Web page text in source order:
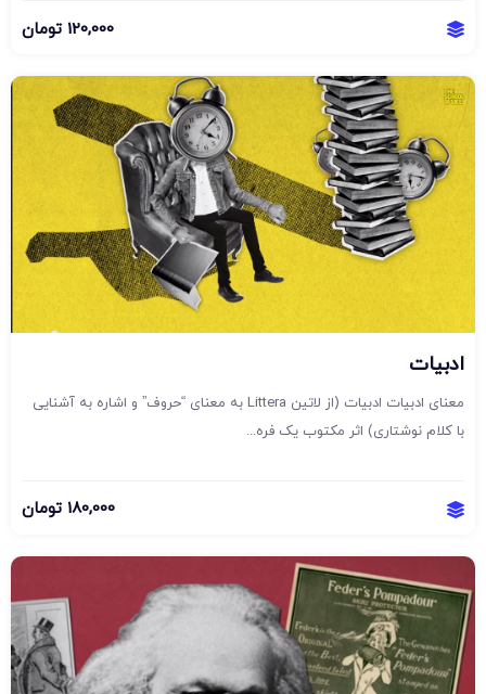
120,000 تومان
ادبیات
معنای ادبیات ادبیات (از لاتین Littera به معنای “حروف” و اشاره به آشنایی
با کلام نوشتاری) اثر مکتوب یک فره...
180,000 تومان